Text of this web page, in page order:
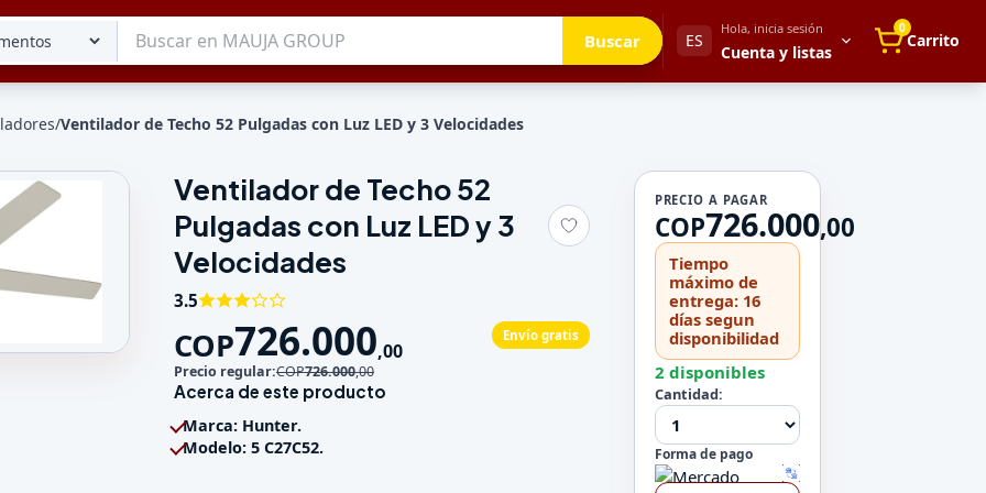
Buscar ES
Hola, inicia sesión
Cuenta y listas
Tu lista
Favoritos
Guardados para después
Mis direcciones
Mis pedidos
Métodos de pago
Mi perfil
Configuración
0
Carrito
/Ventilador de Techo 52 Pulgadas con Luz LED y 3 Velocidades
Pulgadas con Luz LED y 3 Velocidades
Ventilador de Techo 52
Pulgadas con Luz LED y 3
Velocidades
3.5
COP726.000,00
Envío gratis
Precio regular:COP726.000,00
Acerca de este producto
Marca: Hunter.
Modelo: 5 C27C52.
PRECIO A PAGAR
COP726.000,00
Tiempo
máximo de
entrega: 16
días segun
disponibilidad
2 disponibles
Cantidad:
Forma de pago